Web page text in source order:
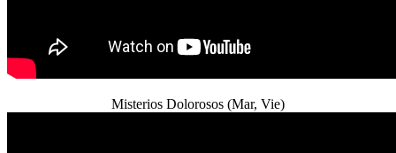
Misterios Dolorosos (Mar, Vie)